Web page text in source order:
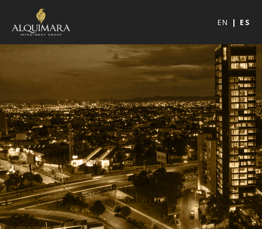
EN ES